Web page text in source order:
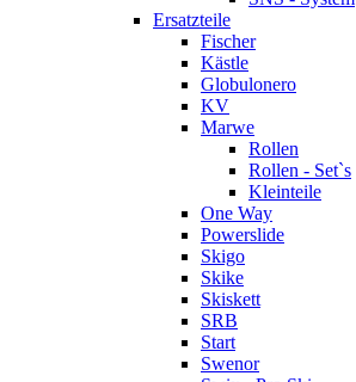
Ersatzteile
Fischer
Kästle
Globulonero
KV
Marwe
Rollen
Rollen - Set`s
Kleinteile
One Way
Powerslide
Skigo
Skike
Skiskett
SRB
Start
Swenor